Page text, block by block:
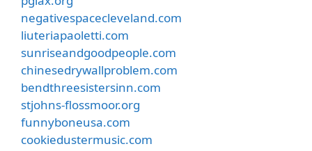
negativespacecleveland.com
liuteriapaoletti.com
sunriseandgoodpeople.com
chinesedrywallproblem.com
bendthreesistersinn.com
stjohns-flossmoor.org
funnyboneusa.com
cookiedustermusic.com